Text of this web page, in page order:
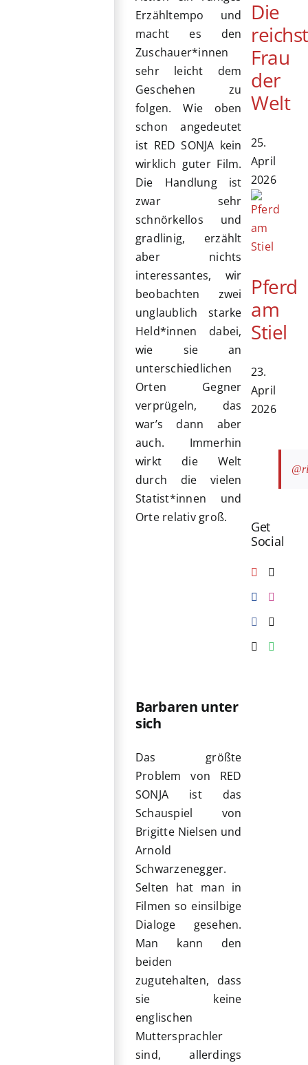
Erzähltempo und
macht es den
Zuschauer*innen
sehr leicht dem
Geschehen zu
folgen. Wie oben
schon angedeutet
ist RED SONJA kein
wirklich guter Film.
Die Handlung ist
zwar sehr
schnörkellos und
gradlinig, erzählt
aber nichts
interessantes, wir
beobachten zwei
unglaublich starke
Held*innen dabei,
wie sie an
unterschiedlichen
Orten Gegner
verprügeln, das
war’s dann aber
auch. Immerhin
wirkt die Welt
durch die vielen
Statist*innen und
Orte relativ groß.
Barbaren unter
sich
Das größte
Problem von RED
SONJA ist das
Schauspiel von
Brigitte Nielsen und
Arnold
Schwarzenegger.
Selten hat man in
Filmen so einsilbige
Dialoge gesehen.
Man kann den
beiden
zugutehalten, dass
sie keine
englischen
Muttersprachler
sind, allerdings
Die
Frau
der
Welt
25.
April
2026
Pferd
am
Stiel
23.
April
2026
Get
Social